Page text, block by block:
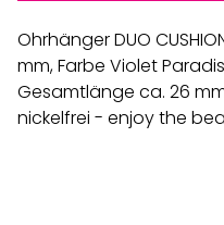
Ohrhänger DUO
mm, Farbe Violet
Gesamtlänge ca. 26
nickelfrei - enjoy the